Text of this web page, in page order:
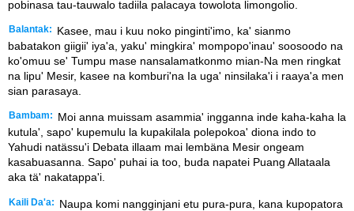
pobinasa tau-tauwalo tadiila palacaya towolota limongolio.
Balantak:
Kasee, mau i kuu noko pinginti'imo, ka' sianmo
babatakon giigii' iya'a, yaku' mingkira' mompopo'inau' soosoodo na
ko'omuu se' Tumpu mase nansalamatkonmo mian-Na men ringkat
na lipu' Mesir, kasee na komburi'na Ia uga' ninsilaka'i i raaya'a men
sian parasaya.
Bambam:
Moi anna muissam asammia' ingganna inde kaha-kaha la
kutula', sapo' kupemulu la kupakilala polepokoa' diona indo to
Yahudi natässu'i Debata illaam mai lembäna Mesir ongeam
kasabuasanna. Sapo' puhai ia too, buda napatei Puang Allataala
aka tä' nakatappa'i.
Kaili Da'a:
Naupa komi nangginjani etu pura-pura, kana kupopatora